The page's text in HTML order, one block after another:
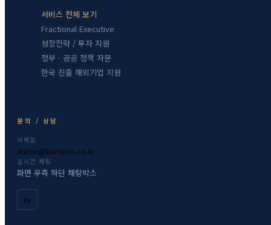
서비스 전체 보기
Fractional Executive
성장전략 / 투자 지원
정부 · 공공 정책 자문
한국 진출 해외기업 지원
문의 / 상담
이메일
admin@biznpro.co.kr
실시간 채팅
화면 우측 하단 채팅박스
in